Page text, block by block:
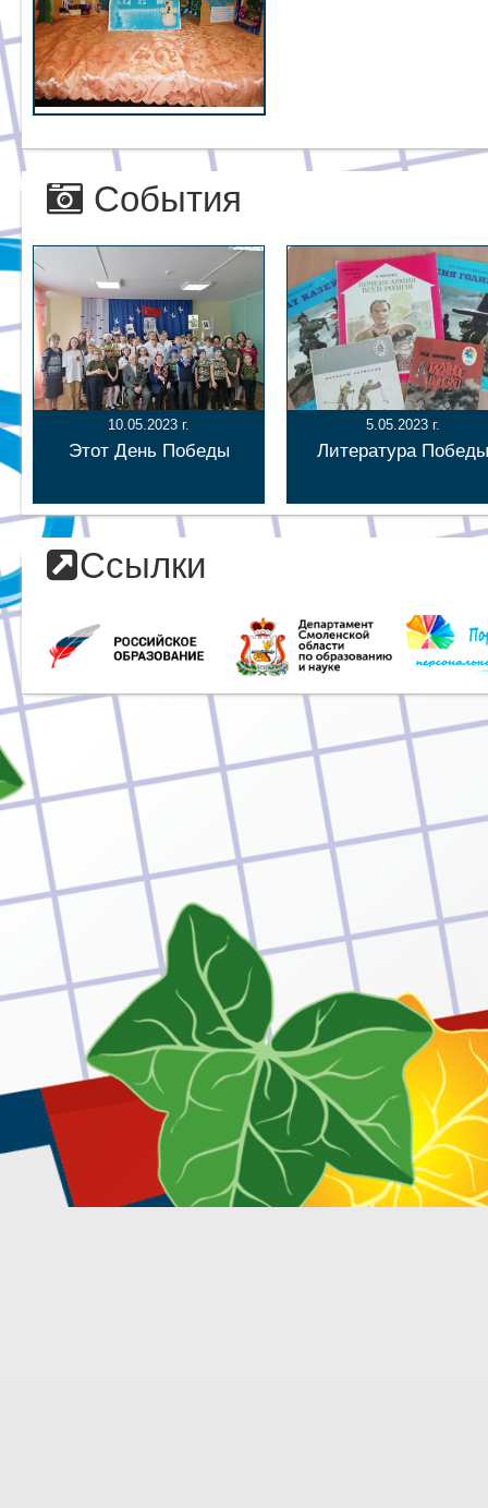
События
10.05.2023 г.
Этот День Победы
5.05.2023 г.
Литература Победы
Ссылки